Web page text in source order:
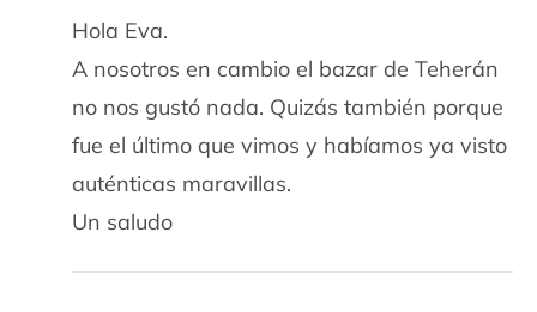
Hola Eva.
A nosotros en cambio el bazar de Teherán
no nos gustó nada. Quizás también porque
fue el último que vimos y habíamos ya visto
auténticas maravillas.
Un saludo